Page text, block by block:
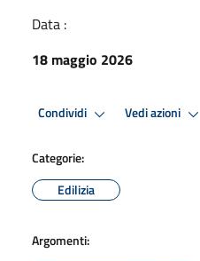
Data :
18 maggio 2026
Condividi Vedi azioni
Categorie:
Edilizia
Argomenti: